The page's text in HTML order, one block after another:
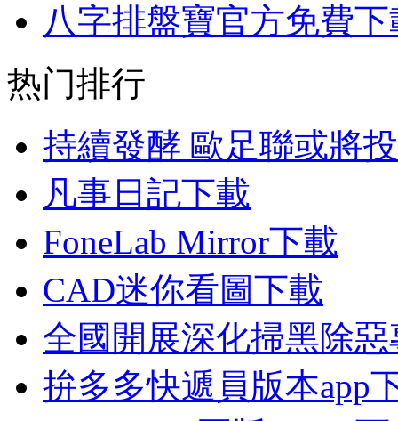
八字排盤寶官方免費下
热门排行
持續發酵 歐足聯或將
凡事日記下載
FoneLab Mirror下載
CAD迷你看圖下載
全國開展深化掃黑除
拚多多快遞員版本app